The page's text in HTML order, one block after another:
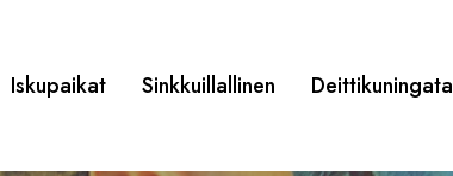
Iskupaikat Sinkkuillallinen